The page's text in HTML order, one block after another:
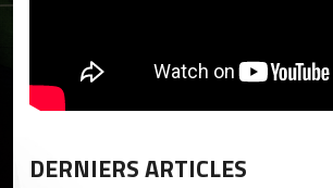
DERNIERS ARTICLES